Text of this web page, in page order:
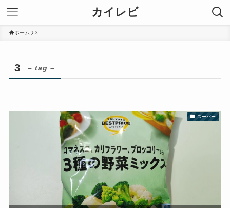
カイレビ
ホーム 3
3 – tag –
スーパー